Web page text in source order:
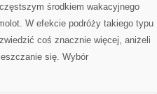
SZEŚCIU
OSOBOWE
O
POWIERZCHNI
środkiem wakacyjnego
W efekcie podróży takiego typu
coś znacznie więcej, aniżeli
się. Wybór